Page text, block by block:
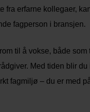
fra erfarne kollegaer,
fagperson i bransjen.
til å vokse, både som
Med tiden blir du
fagmiljø – du er med